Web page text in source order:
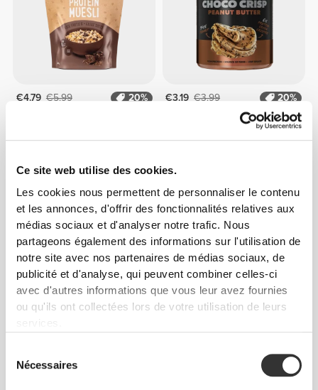
Ce site web utilise des cookies.
Les cookies nous permettent de personnaliser le contenu
et les annonces, d'offrir des fonctionnalités relatives aux
médias sociaux et d'analyser notre trafic. Nous
partageons également des informations sur l'utilisation de
notre site avec nos partenaires de médias sociaux, de
publicité et d'analyse, qui peuvent combiner celles-ci
avec d'autres informations que vous leur avez fournies
ou qu'ils ont collectées lors de votre utilisation de leurs
Nécessaires
€4.79 €5.99
20%
€3.19 €3.99
20%
Protein Choco Crisp Peanut
€3.74 €4.99
25%
€6.49 €9.99
35%